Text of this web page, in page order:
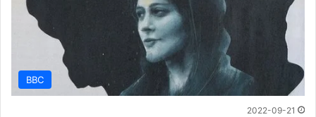
BBC
2022-09-21